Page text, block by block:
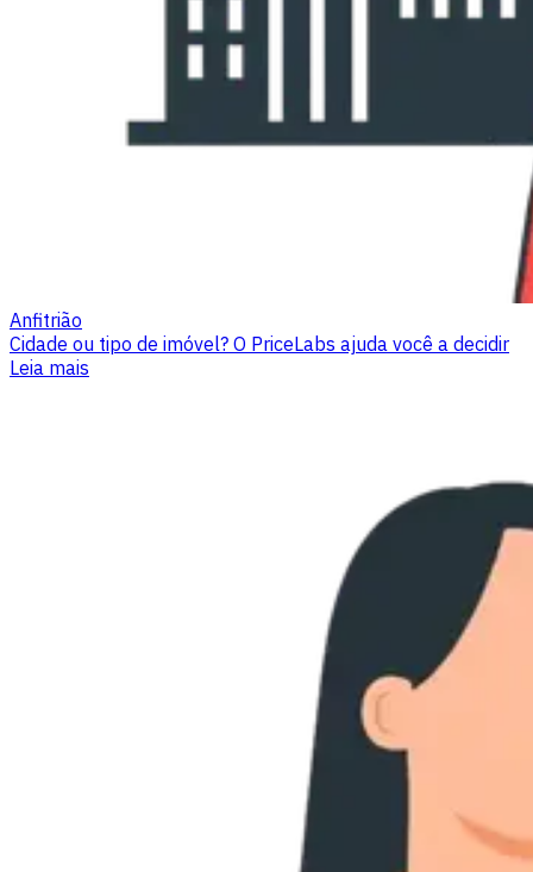
Anfitrião
Cidade ou tipo de imóvel? O PriceLabs ajuda você a decidir
Leia mais